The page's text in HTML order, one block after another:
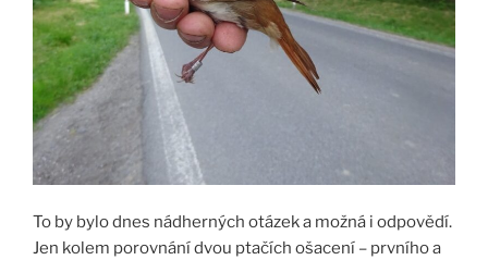
To by bylo dnes nádherných otázek a možná i odpovědí.
Jen kolem porovnání dvou ptačích ošacení – prvního a